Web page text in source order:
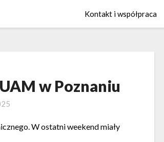
Kontakt i współpraca
w Poznaniu
W ostatni weekend miały